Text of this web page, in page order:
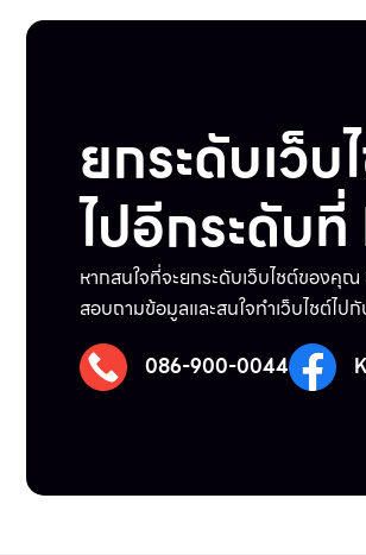
ยกระดับเว็
ไปอีกระดับ
หากสนใจที่จะยกระดับเว็บไชต์ของคุณ
สอบถามข้อมูลและสนใจทำเว็บไชต์ไปกั
086-900-0044